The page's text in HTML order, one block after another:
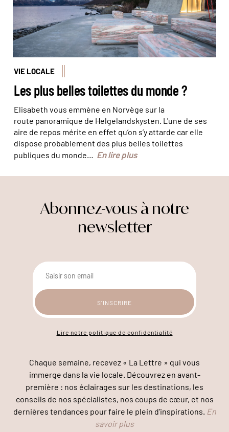
VIE LOCALE
Les plus belles toilettes du monde ?
Elisabeth vous emmène en Norvège sur la
route panoramique de Helgelandskysten. L'une de ses
aire de repos mérite en effet qu’on s’y attarde car elle
dispose probablement des plus belles toilettes
publiques du monde… En lire plus
Abonnez-vous à notre
newsletter
Lire notre politique de confidentialité
Chaque semaine, recevez « La Lettre » qui vous
immerge dans la vie locale. Découvrez en avant-
première : nos éclairages sur les destinations, les
conseils de nos spécialistes, nos coups de cœur, et nos
dernières tendances pour faire le plein d’inspirations. En
savoir plus